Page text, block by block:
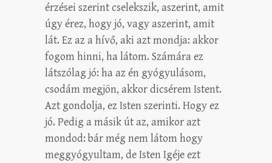
érzései szerint cselekszik, aszerint, amit
úgy érez, hogy jó, vagy aszerint, amit
lát. Ez az a hívő, aki azt mondja: akkor
fogom hinni, ha látom. Számára ez
látszólag jó: ha az én gyógyulásom,
csodám megjön, akkor dicsérem Istent.
Azt gondolja, ez Isten szerinti. Hogy ez
jó. Pedig a másik út az, amikor azt
mondod: bár még nem látom hogy
meggyógyultam, de Isten Igéje ezt